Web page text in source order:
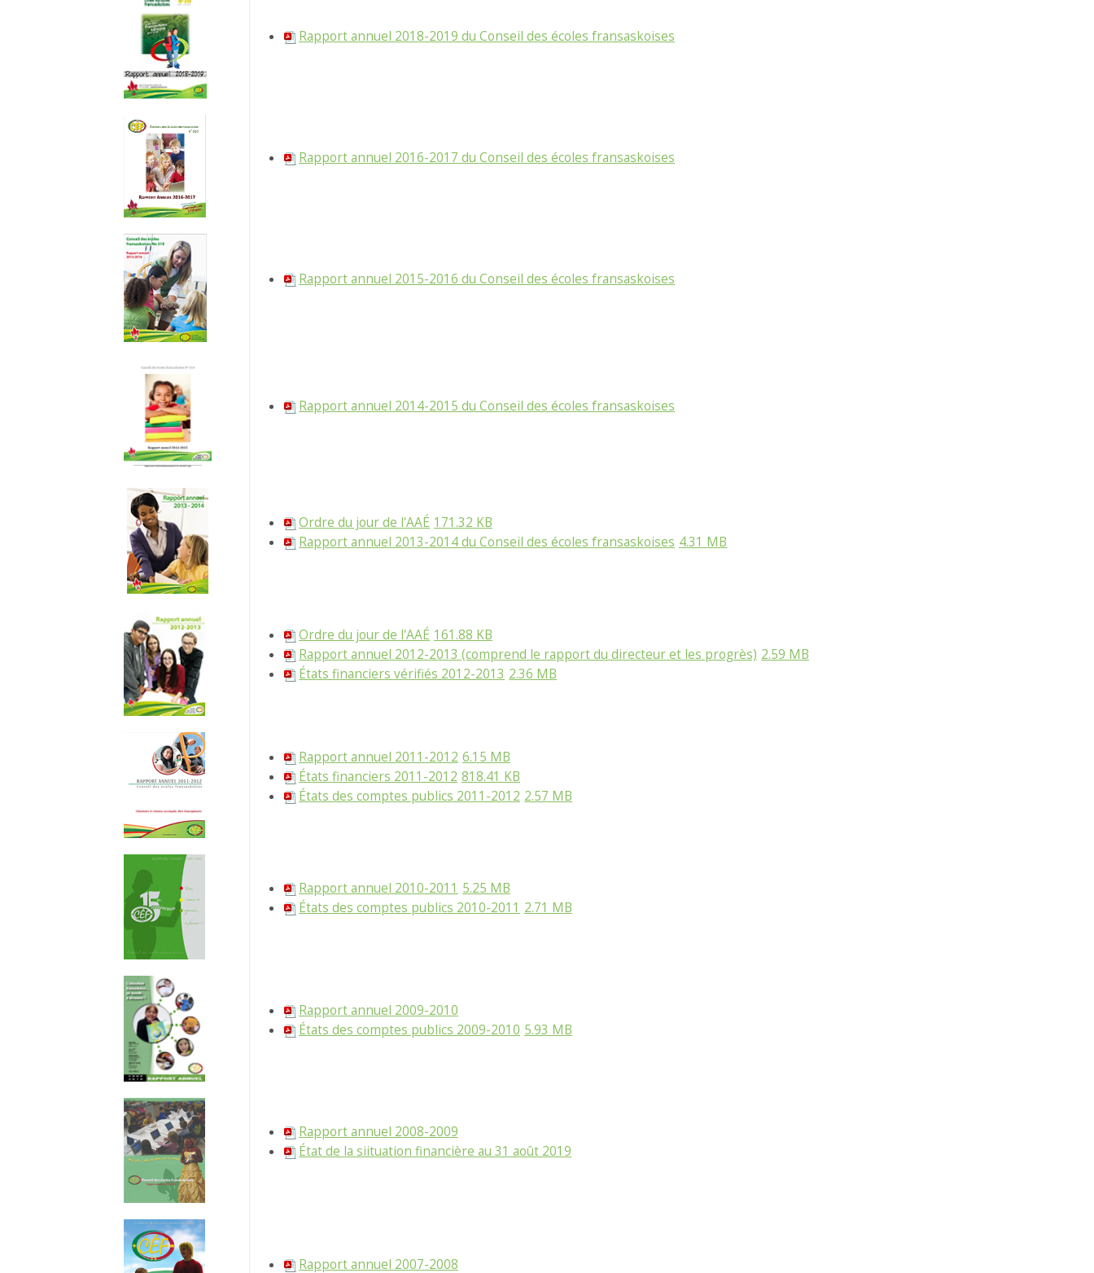
Rapport annuel 2018-2019 du Conseil des écoles fransaskoises
Rapport annuel 2016-2017 du Conseil des écoles fransaskoises
Rapport annuel 2015-2016 du Conseil des écoles fransaskoises
Rapport annuel 2014-2015 du Conseil des écoles fransaskoises
Ordre du jour de l'AAÉ 171.32 KB
Rapport annuel 2013-2014 du Conseil des écoles fransaskoises 4.31 MB
Ordre du jour de l'AAÉ 161.88 KB
Rapport annuel 2012-2013 (comprend le rapport du directeur et les progrès) 2.59 MB
États financiers vérifiés 2012-2013 2.36 MB
Rapport annuel 2011-2012 6.15 MB
États financiers 2011-2012 818.41 KB
États des comptes publics 2011-2012 2.57 MB
Rapport annuel 2010-2011 5.25 MB
États des comptes publics 2010-2011 2.71 MB
Rapport annuel 2009-2010
États des comptes publics 2009-2010 5.93 MB
Rapport annuel 2008-2009
État de la siituation financière au 31 août 2019
Rapport annuel 2007-2008